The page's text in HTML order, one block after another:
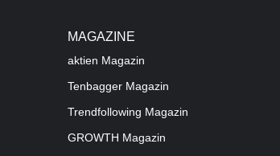
MAGAZINE
aktien Magazin
Tenbagger Magazin
Trendfollowing Magazin
GROWTH Magazin